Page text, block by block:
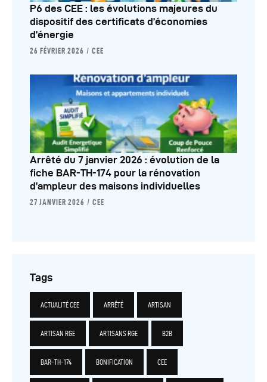
P6 des CEE : les évolutions majeures du
dispositif des certificats d’économies
d’énergie
26 FÉVRIER 2026 CEE
Arrêté du 7 janvier 2026 : évolution de la
fiche BAR-TH-174 pour la rénovation
d’ampleur des maisons individuelles
27 JANVIER 2026 CEE
Tags
ACTUALITÉ CEE ARRÊTÉ ARTISAN
ARTISAN RGE ARTISANS RGE B2B
BAR-TH-174 BONIFICATION CEE